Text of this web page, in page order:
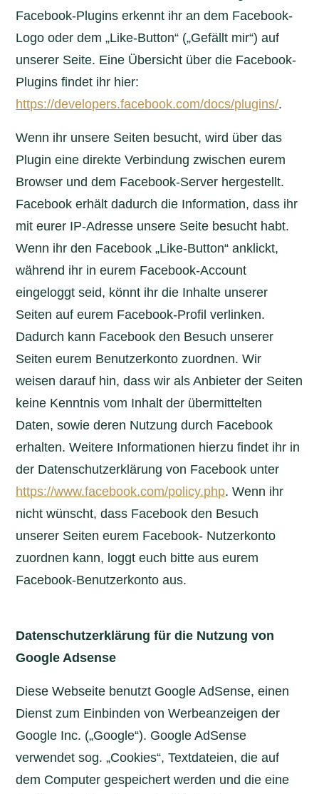
Facebook-Plugins erkennt ihr an dem Facebook-
Logo oder dem „Like-Button“ („Gefällt mir“) auf
unserer Seite. Eine Übersicht über die Facebook-
Plugins findet ihr hier:
https://developers.facebook.com/docs/plugins/.
Wenn ihr unsere Seiten besucht, wird über das
Plugin eine direkte Verbindung zwischen eurem
Browser und dem Facebook-Server hergestellt.
Facebook erhält dadurch die Information, dass ihr
mit eurer IP-Adresse unsere Seite besucht habt.
Wenn ihr den Facebook „Like-Button“ anklickt,
während ihr in eurem Facebook-Account
eingeloggt seid, könnt ihr die Inhalte unserer
Seiten auf eurem Facebook-Profil verlinken.
Dadurch kann Facebook den Besuch unserer
Seiten eurem Benutzerkonto zuordnen. Wir
weisen darauf hin, dass wir als Anbieter der Seiten
keine Kenntnis vom Inhalt der übermittelten
Daten, sowie deren Nutzung durch Facebook
erhalten. Weitere Informationen hierzu findet ihr in
der Datenschutzerklärung von Facebook unter
https://www.facebook.com/policy.php. Wenn ihr
nicht wünscht, dass Facebook den Besuch
unserer Seiten eurem Facebook- Nutzerkonto
zuordnen kann, loggt euch bitte aus eurem
Facebook-Benutzerkonto aus.
Datenschutzerklärung für die Nutzung von
Google Adsense
Diese Webseite benutzt Google AdSense, einen
Dienst zum Einbinden von Werbeanzeigen der
Google Inc. („Google“). Google AdSense
verwendet sog. „Cookies“, Textdateien, die auf
dem Computer gespeichert werden und die eine